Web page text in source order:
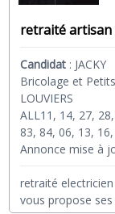
retraité artisan
Candidat : JACKY
Bricolage et
LOUVIERS
ALL11, 14, 27,
83, 84, 06, 13,
Annonce mise à
retraité
vous propose